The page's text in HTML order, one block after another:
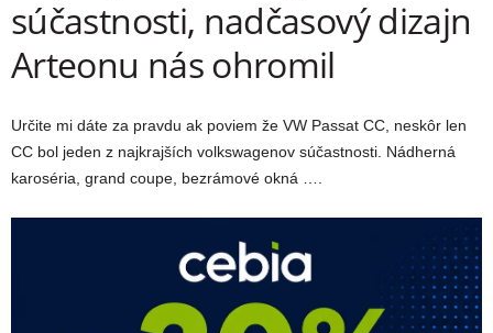
súčastnosti, nadčasový dizajn
Arteonu nás ohromil
Určite mi dáte za pravdu ak poviem že VW Passat CC, neskôr len
CC bol jeden z najkrajších volkswagenov súčastnosti. Nádherná
karoséria, grand coupe, bezrámové okná ….